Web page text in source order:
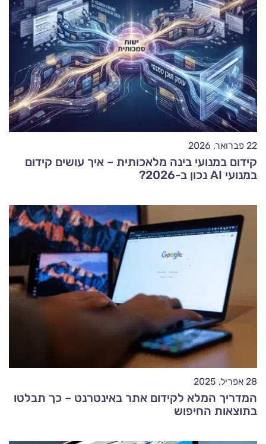
22 פברואר, 2026
קידום במנועי בינה מלאכותית – איך עושים קידום
במנועי AI נכון ב-2026?
28 אפריל, 2025
המדריך המלא לקידום אתר באינטרנט – כך תבלטו
בתוצאות החיפוש